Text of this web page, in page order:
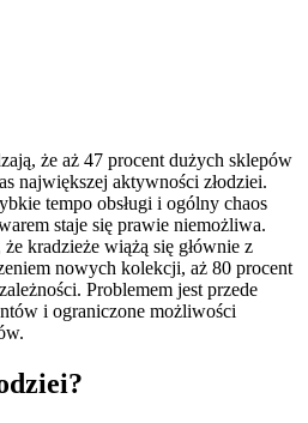
że aż 47 procent dużych sklepów
największej aktywności złodziei.
tempo obsługi i ogólny chaos
staje się prawie niemożliwa.
kradzieże wiążą się głównie z
nowych kolekcji, aż 80 procent
Problemem jest przede
i ograniczone możliwości